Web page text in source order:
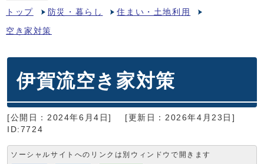
トップ 防災・暮らし 住まい・土地利用
空き家対策
伊賀流空き家対策
[公開日：2024年6月4日]
[更新日：2026年4月23日]
ID:7724
ソーシャルサイトへのリンクは別ウィンドウで開きます